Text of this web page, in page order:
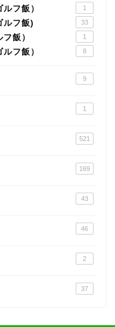
フ飯） 1
ルフ飯) 33
飯） 1
フ飯） 8
9
1
521
169
43
46
2
37